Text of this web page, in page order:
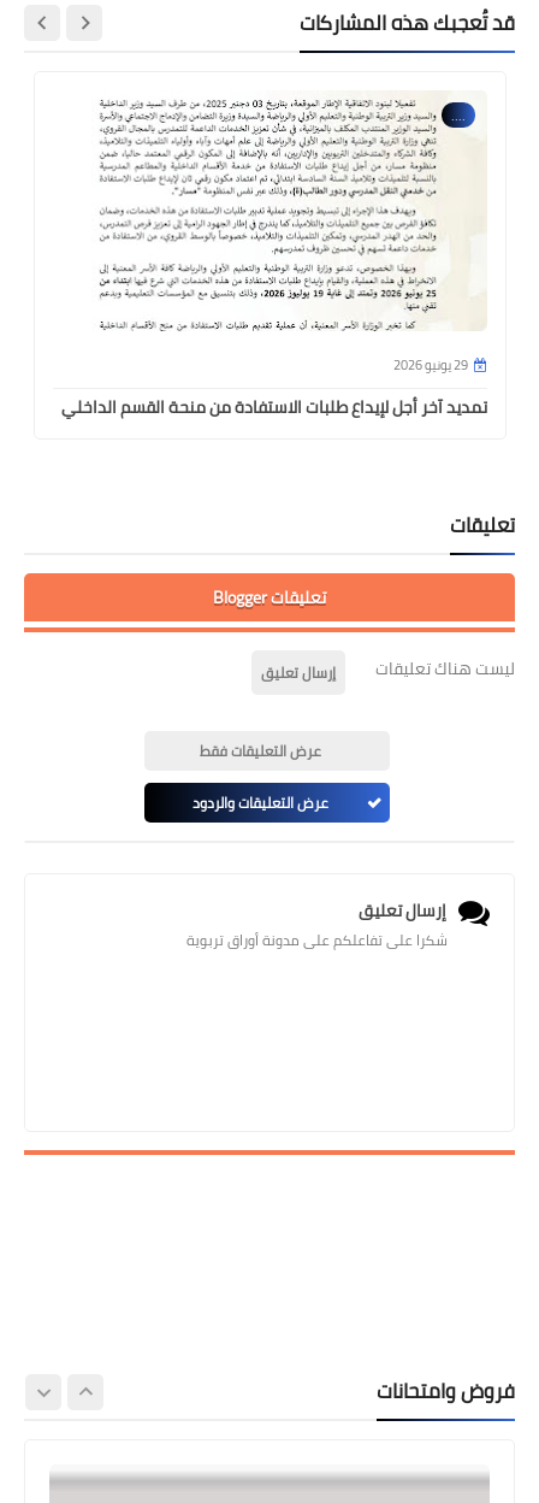
قد تُعجبك هذه المشاركات
....
29 يونيو 2026
تمديد آخر أجل لإيداع طلبات الاستفادة من منحة القسم الداخلي
تعليقات
تعليقات Blogger
ليست هناك تعليقات إرسال تعليق
عرض التعليقات فقط
عرض التعليقات والردود
إرسال تعليق
شكرا على تفاعلكم على مدونة أوراق تربوية
فروض وامتحانات
الأولى المستوى الرابع إبتدائي (4AEP)